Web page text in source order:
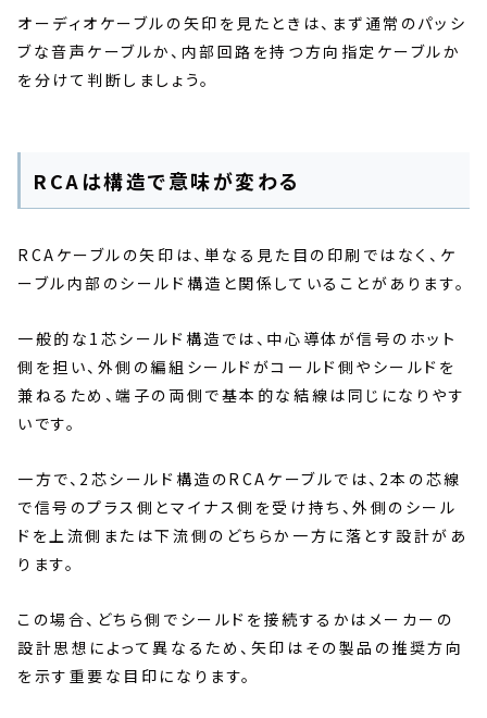
オーディオケーブルの矢印を見たときは、まず通常のパッシ
ブな音声ケーブルか、内部回路を持つ方向指定ケーブルか
を分けて判断しましょう。
RCAは構造で意味が変わる
RCAケーブルの矢印は、単なる見た目の印刷ではなく、ケ
ーブル内部のシールド構造と関係していることがあります。
一般的な1芯シールド構造では、中心導体が信号のホット
側を担い、外側の編組シールドがコールド側やシールドを
兼ねるため、端子の両側で基本的な結線は同じになりやす
いです。
一方で、2芯シールド構造のRCAケーブルでは、2本の芯線
で信号のプラス側とマイナス側を受け持ち、外側のシール
ドを上流側または下流側のどちらか一方に落とす設計があ
ります。
この場合、どちら側でシールドを接続するかはメーカーの
設計思想によって異なるため、矢印はその製品の推奨方向
を示す重要な目印になります。